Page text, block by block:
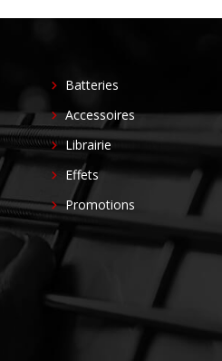
Batteries
Accessoires
Librairie
Effets
Promotions